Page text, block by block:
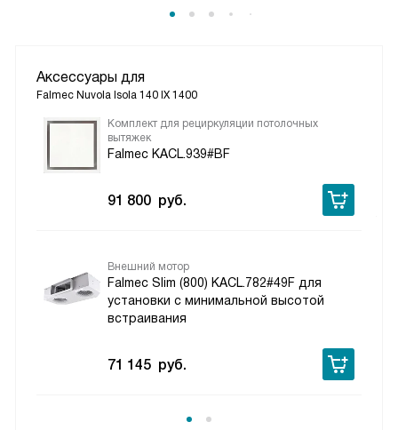
Аксессуары для
Falmec Nuvola Isola 140 IX 1400
Комплект для рециркуляции потолочных
вытяжек
Falmec KACL.939#BF
91 800 руб.
Внешний мотор
Falmec Slim (800) KACL.782#49F для
установки с минимальной высотой
встраивания
71 145 руб.